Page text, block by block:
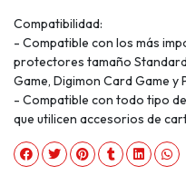
Compatibilidad:
- Compatible con los más
protectores tamaño
Game, Digimon Card Game y
- Compatible con todo tipo
que utilicen accesorios de